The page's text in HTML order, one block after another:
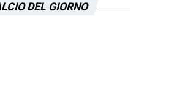
DEL GIORNO